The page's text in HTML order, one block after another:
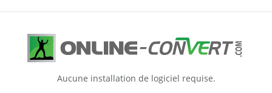
Aucune installation de logiciel requise.